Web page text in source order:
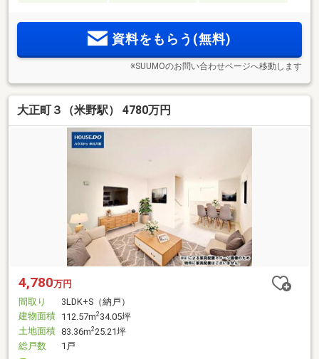
資料をもらう(無料)
※SUUMOのお問い合わせページへ移動します
大正町３（米野駅） 4780万円
4,780万円
間取り
3LDK+S（納戸）
建物面積 112.57m2 34.05坪
土地面積 83.36m2 25.21坪
総戸数
1戸